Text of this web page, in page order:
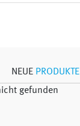
NEUE PRODUKTE
gefunden